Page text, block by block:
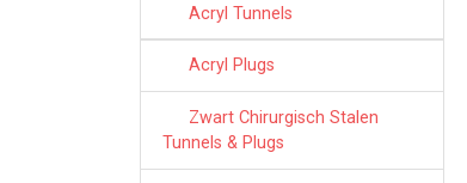
Acryl Tunnels
Acryl Plugs
Zwart Chirurgisch Stalen
Tunnels & Plugs